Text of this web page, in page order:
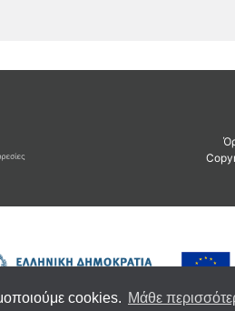
cookies. Μάθε